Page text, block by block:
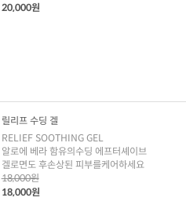
20,000원
릴리프 수딩 겔
RELIEF SOOTHING GEL
알로에 베라 함유의수딩 에프터셰이브
겔로면도 후손상된 피부를케어하세요
18,000원
18,000원